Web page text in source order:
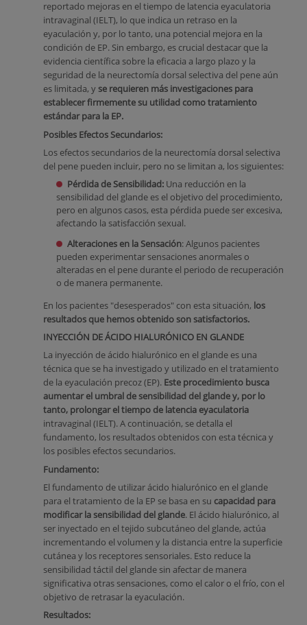
reportado mejoras en el tiempo de latencia eyaculatoria
intravaginal (IELT), lo que indica un retraso en la
eyaculación y, por lo tanto, una potencial mejora en la
condición de EP. Sin embargo, es crucial destacar que la
evidencia científica sobre la eficacia a largo plazo y la
seguridad de la neurectomía dorsal selectiva del pene aún
es limitada, y se requieren más investigaciones para
establecer firmemente su utilidad como tratamiento
estándar para la EP.
Posibles Efectos Secundarios:
Los efectos secundarios de la neurectomía dorsal selectiva
del pene pueden incluir, pero no se limitan a, los siguientes:
Pérdida de Sensibilidad:Una reducción en la
sensibilidad del glande es el objetivo del procedimiento,
pero en algunos casos, esta pérdida puede ser excesiva,
afectando la satisfacción sexual.
Alteraciones en la Sensación: Algunos pacientes
pueden experimentar sensaciones anormales o
alteradas en el pene durante el periodo de recuperación
o de manera permanente.
En los pacientes "desesperados" con esta situación, los
resultados que hemos obtenido son satisfactorios.
INYECCIÓN DE ÁCIDO HIALURÓNICO EN GLANDE
La inyección de ácido hialurónico en el glande es una
técnica que se ha investigado y utilizado en el tratamiento
de la eyaculación precoz (EP). Este procedimiento busca
aumentar el umbral de sensibilidad del glande y, por lo
tanto, prolongar el tiempo de latencia eyaculatoria
intravaginal (IELT). A continuación, se detalla el
fundamento, los resultados obtenidos con esta técnica y
los posibles efectos secundarios.
Fundamento:
El fundamento de utilizar ácido hialurónico en el glande
para el tratamiento de la EP se basa en su capacidad para
modificar la sensibilidad del glande. El ácido hialurónico, al
ser inyectado en el tejido subcutáneo del glande, actúa
incrementando el volumen y la distancia entre la superficie
cutánea y los receptores sensoriales. Esto reduce la
sensibilidad táctil del glande sin afectar de manera
significativa otras sensaciones, como el calor o el frío, con el
objetivo de retrasar la eyaculación.
Resultados: